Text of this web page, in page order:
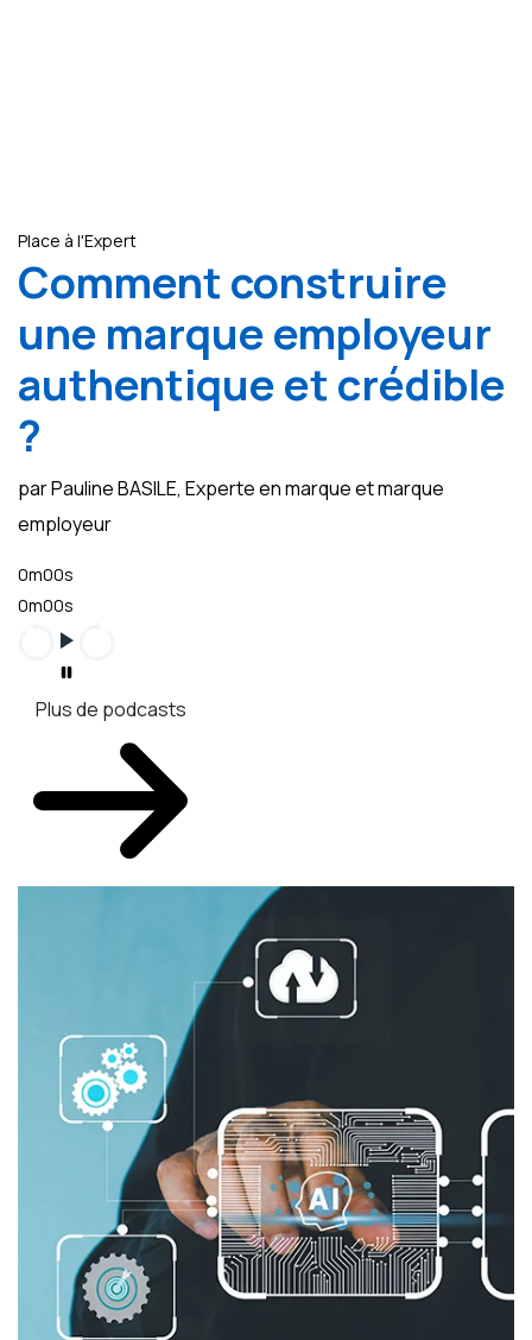
Place à l'Expert
Comment construire
une marque employeur
authentique et crédible
?
par Pauline BASILE, Experte en marque et marque
employeur
0m00s
0m00s
Plus de podcasts